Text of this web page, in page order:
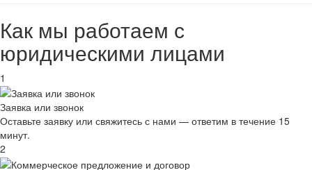
Как мы работаем с
юридическими лицами
1
Заявка или звонок
Оставьте заявку или свяжитесь с нами — ответим в течение 15
минут.
2